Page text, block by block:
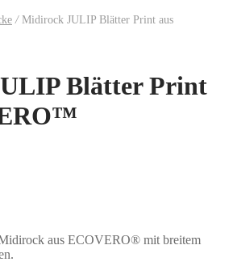
/Midirock JULIP Blätter Print aus
Blätter Print
aus ECOVERO® mit breitem